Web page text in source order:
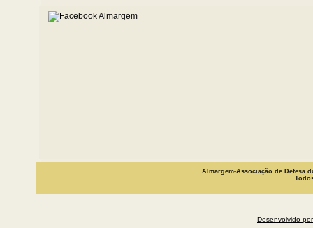
Almargem-Associação de Defesa
Desenvolvido